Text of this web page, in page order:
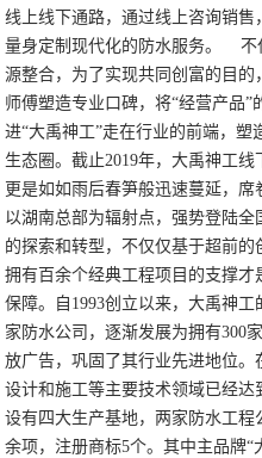
线上线下通路，通过线上咨询销
量身定制现代化的防水服务。
不
源整合，为了实现共同创富的目
师傅塑造专业口碑，将“经营产品”
进“大禹神工”走在行业的前端，
生态圈。截止2019年，大禹神工
更是如如雨后春笋般迅速蔓延，
以湖南总部为辐射点，强势登陆全
的探索和转型，不仅仅基于超前的
拥有百余个经典工程项目的支撑
保障。自1993创立以来，大禹神
家防水公司，逐渐发展为拥有300
放广告，巩固了其行业先进地位。
设计和施工等主要技术领域已经
设有四大生产基地，两家防水工程
余项，注册商标5个。其中主品牌